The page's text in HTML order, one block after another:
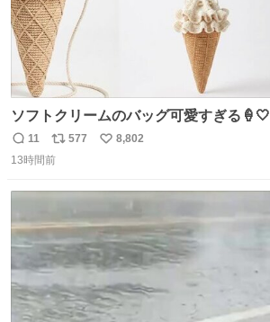
ソフトクリームのバッグ可愛すぎる🍦🤍
返
信
11
リ
ポ
数
577
い
8,802
13時間前